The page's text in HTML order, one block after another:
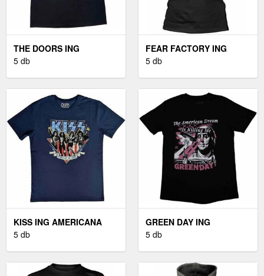
THE DOORS ING
STRANGE DAYS UNISEX
5 db
FEAR FACTORY ING
TERMINATOR UNISEX
5 db
KISS ING AMERICANA
UNISEX DENIM BLUE M
5 db
GREEN DAY ING
AMERICAN DREAM
5 db